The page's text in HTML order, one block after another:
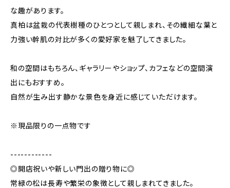
な趣があります。
真柏は盆栽の代表樹種のひとつとして親しまれ、その繊細な葉と
力強い幹肌の対比が多くの愛好家を魅了してきました。
和の空間はもちろん、ギャラリーやショップ、カフェなどの空間演
出にもおすすめ。
自然が生み出す静かな景色を身近に感じていただけます。
※現品限りの一点物です
------------
◎開店祝いや新しい門出の贈り物に◎
常緑の松は長寿や繁栄の象徴として親しまれてきました。